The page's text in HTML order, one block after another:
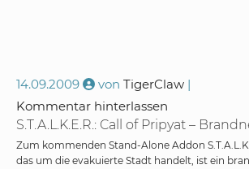
S.T.A.L.K.E.R.: Call of Pripyat –
14.09.2009 von TigerClaw
Kommentar hinterlassen
Zum kommenden Stand-Alone Addon
das um die evakuierte Stadt handelt, ist ein